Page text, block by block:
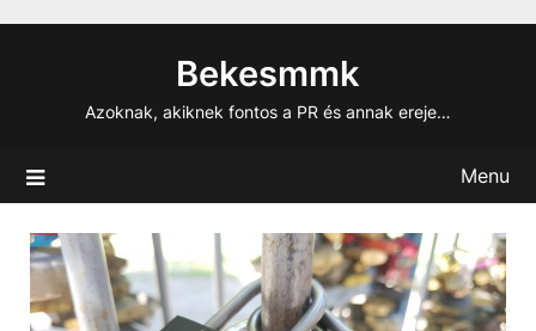
Bekesmmk
Azoknak, akiknek fontos a PR és annak ereje…
Menu